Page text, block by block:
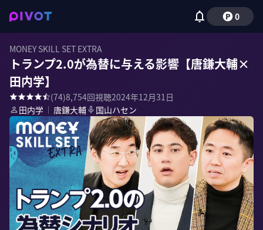
0
MONEY SKILL SET EXTRA
トランプ2.0が為替に与える影響【唐鎌大輔×
田内学】
(74)8,754回視聴2024年12月31日
田内学 ｜ 唐鎌大輔 国山ハセン